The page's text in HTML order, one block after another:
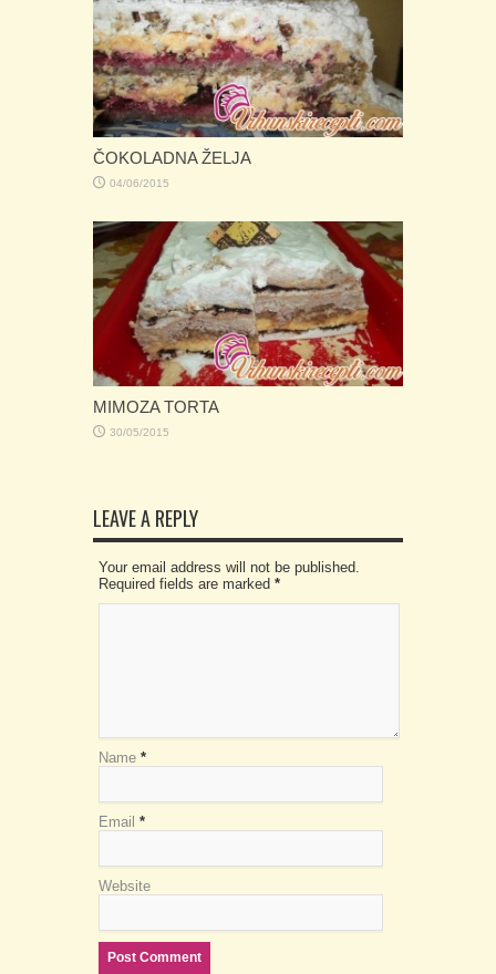
ČOKOLADNA ŽELJA
04/06/2015
MIMOZA TORTA
30/05/2015
LEAVE A REPLY
Your email address will not be published.
Required fields are marked *
Name *
Email *
Website